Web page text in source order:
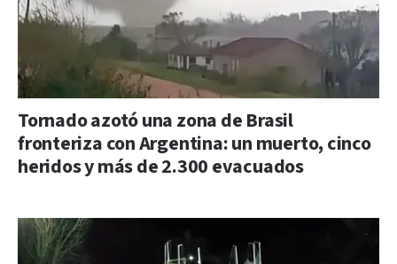
Tornado azotó una zona de Brasil
fronteriza con Argentina: un muerto, cinco
heridos y más de 2.300 evacuados